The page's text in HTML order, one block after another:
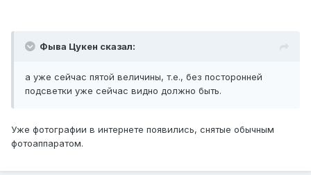
Фыва Цукен сказал:
а уже сейчас пятой величины, т.е., без посторонней
подсветки уже сейчас видно должно быть.
Уже фотографии в интернете появились, снятые обычным
фотоаппаратом.